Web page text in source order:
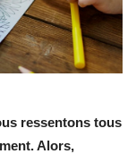
ressentons tous
Alors,